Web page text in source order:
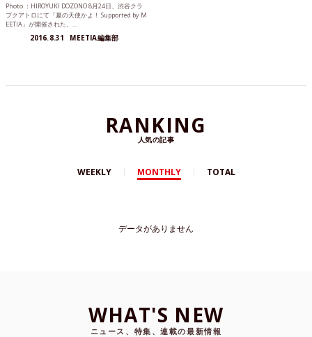
Photo ：HIROYUKI DOZONO 8月24日、渋谷クラ
ブクアトロにて「夏の天使かよ！ Supported by M
EETIA」が開催された。...
2016.8.31 MEETIA編集部
RANKING
人気の記事
WEEKLY MONTHLY TOTAL
データがありません
WHAT'S NEW
ニュース、特集、連載の最新情報